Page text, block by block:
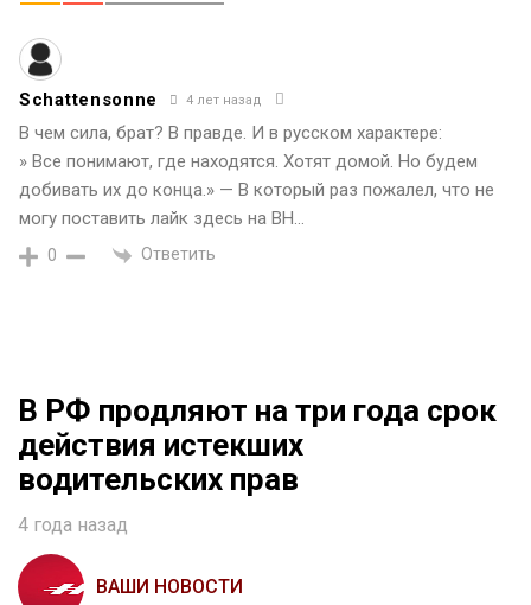
Schattensonne 4 лет назад
В чем сила, брат? В правде. И в русском характере:
» Все понимают, где находятся. Хотят домой. Но будем
добивать их до конца.» — В который раз пожалел, что не
могу поставить лайк здесь на ВН…
0 Ответить
В РФ продляют на три года срок
действия истекших
водительских прав
4 года назад
ВАШИ НОВОСТИ